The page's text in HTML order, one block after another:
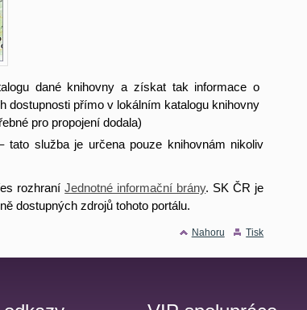
dané knihovny a získat tak informace o
dostupnosti přímo v lokálním katalogu knihovny
pro propojení dodala)
tato služba je určena pouze knihovnám nikoliv
rozhraníJednotné informační brány. SK ČR je
dostupných zdrojů tohoto portálu.
Nahoru Tisk